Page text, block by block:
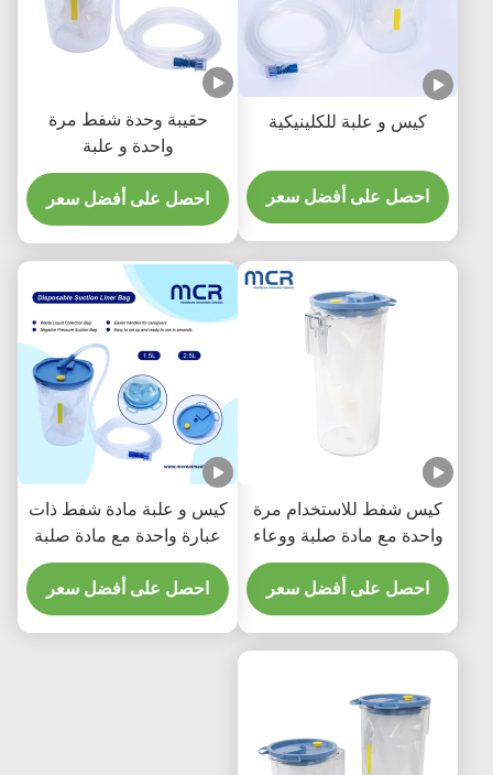
كيس و علبة للكلينيكية
احصل على أفضل سعر
حقيبة وحدة شفط مرة
واحدة و علبة
1500cc/2500cc مع صلبة
احصل على أفضل سعر
كيس شفط للاستخدام مرة
واحدة مع مادة صلبة ووعاء
تجميع قابل لإعادة الاستخدام
1500 مل / 2000 مل / 2500
مل
احصل على أفضل سعر
كيس و علبة مادة شفط ذات
عبارة واحدة مع مادة صلبة
احصل على أفضل سعر